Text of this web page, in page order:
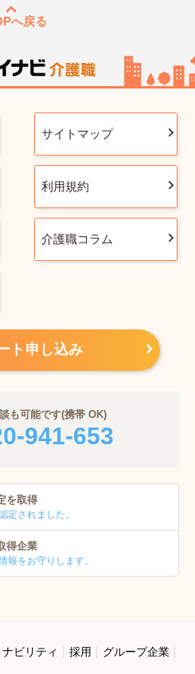
へ戻る
サイトマップ
利用規約
介護職コラム
ト申し込み
も可能です(携帯 OK)
941-653
を取得
定されました。
得企業
報をお守りします。
ビリティ 採用
グループ企業